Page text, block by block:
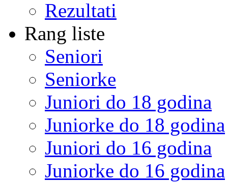
Rezultati
Rang liste
Seniori
Seniorke
Juniori do 18 godina
Juniorke do 18 godina
Juniori do 16 godina
Juniorke do 16 godina